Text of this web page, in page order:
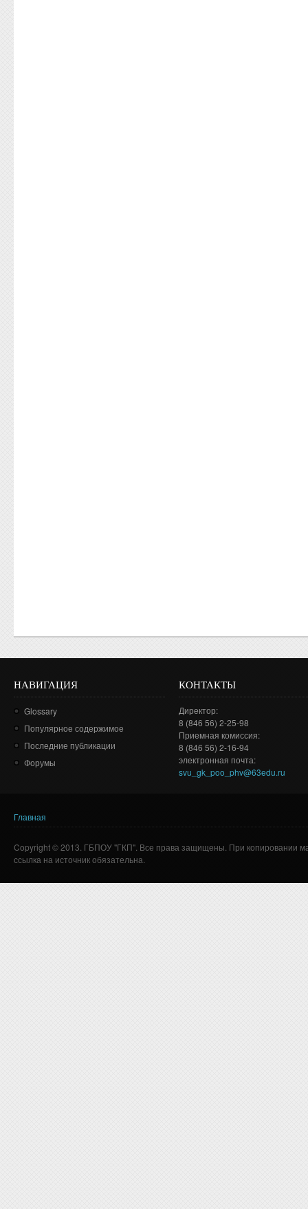
НАВИГАЦИЯ
Glossary
Популярное содержимое
Последние публикации
Форумы
КОНТАКТЫ
Директор:
8 (846 56) 2-25-98
Приемная комиссия:
8 (846 56) 2-16-94
электронная почта:
svu_gk_poo_phv@63edu.ru
Вы здесь
Главная
Copyright © 2013. ГБПОУ "ГКП". Все права защищены. При копировании
ссылка на источник обязательна.